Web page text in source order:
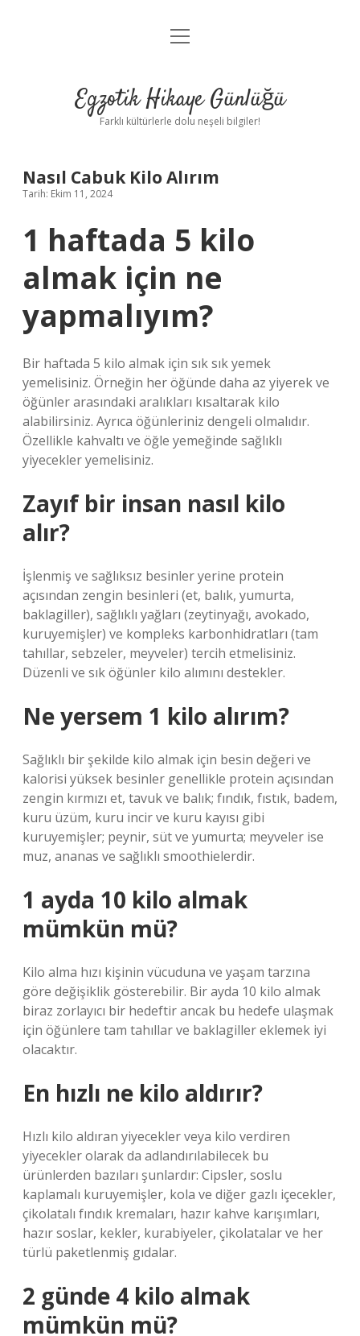
Anasayfa
Yasal Uyarı
menüyü
Egzotik Hikaye Günlüğü
Farklı kültürlerle dolu neşeli bilgiler!
Nasıl Cabuk Kilo Alırım
Tarih: Ekim 11, 2024
1 haftada 5 kilo
almak için ne
yapmalıyım?
Bir haftada 5 kilo almak için sık sık yemek
yemelisiniz. Örneğin her öğünde daha az yiyerek ve
öğünler arasındaki aralıkları kısaltarak kilo
alabilirsiniz. Ayrıca öğünleriniz dengeli olmalıdır.
Özellikle kahvaltı ve öğle yemeğinde sağlıklı
yiyecekler yemelisiniz.
Zayıf bir insan nasıl kilo
alır?
İşlenmiş ve sağlıksız besinler yerine protein
açısından zengin besinleri (et, balık, yumurta,
baklagiller), sağlıklı yağları (zeytinyağı, avokado,
kuruyemişler) ve kompleks karbonhidratları (tam
tahıllar, sebzeler, meyveler) tercih etmelisiniz.
Düzenli ve sık öğünler kilo alımını destekler.
Ne yersem 1 kilo alırım?
Sağlıklı bir şekilde kilo almak için besin değeri ve
kalorisi yüksek besinler genellikle protein açısından
zengin kırmızı et, tavuk ve balık; fındık, fıstık, badem,
kuru üzüm, kuru incir ve kuru kayısı gibi
kuruyemişler; peynir, süt ve yumurta; meyveler ise
muz, ananas ve sağlıklı smoothielerdir.
1 ayda 10 kilo almak
mümkün mü?
Kilo alma hızı kişinin vücuduna ve yaşam tarzına
göre değişiklik gösterebilir. Bir ayda 10 kilo almak
biraz zorlayıcı bir hedeftir ancak bu hedefe ulaşmak
için öğünlere tam tahıllar ve baklagiller eklemek iyi
olacaktır.
En hızlı ne kilo aldırır?
Hızlı kilo aldıran yiyecekler veya kilo verdiren
yiyecekler olarak da adlandırılabilecek bu
ürünlerden bazıları şunlardır: Cipsler, soslu
kaplamalı kuruyemişler, kola ve diğer gazlı içecekler,
çikolatalı fındık kremaları, hazır kahve karışımları,
hazır soslar, kekler, kurabiyeler, çikolatalar ve her
türlü paketlenmiş gıdalar.
2 günde 4 kilo almak
mümkün mü?